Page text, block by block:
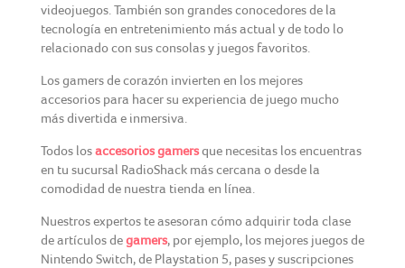
videojuegos. También son grandes conocedores de la
tecnología en entretenimiento más actual y de todo lo
relacionado con sus consolas y juegos favoritos.
Los gamers de corazón invierten en los mejores
accesorios para hacer su experiencia de juego mucho
más divertida e inmersiva.
Todos losaccesorios gamersque necesitas los encuentras
en tu sucursal RadioShack más cercana o desde la
comodidad de nuestra tienda en línea.
Nuestros expertos te asesoran cómo adquirir toda clase
de artículos degamers, por ejemplo, los mejores juegos de
Nintendo Switch, de Playstation 5, pases y suscripciones